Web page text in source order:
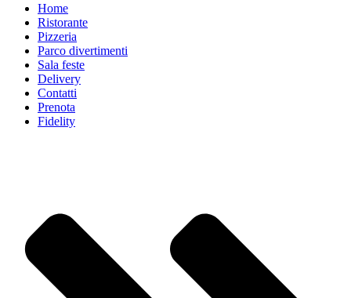
Home
Ristorante
Pizzeria
Parco divertimenti
Sala feste
Delivery
Contatti
Prenota
Fidelity